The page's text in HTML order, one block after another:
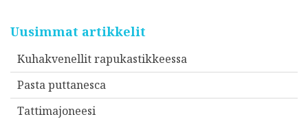
Uusimmat artikkelit
Kuhakvenellit rapukastikkeessa
Pasta puttanesca
Tattimajoneesi